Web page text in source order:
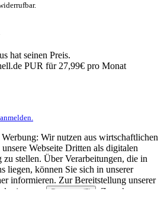
hat seinen Preis.
PUR für 27,99€ pro Monat
Wir nutzen aus wirtschaftlichen
Webseite Dritten als digitalen
stellen. Über Verarbeitungen, die in
liegen, können Sie sich in unserer
informieren. Zur Bereitstellung unserer
von
Partnern (5)
. Zwecke: